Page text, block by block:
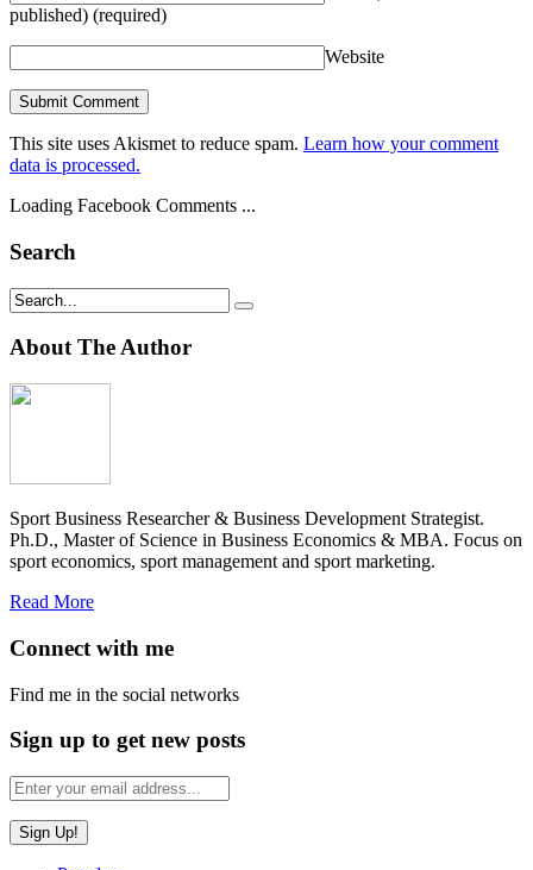
published) (required)
Website
This site uses Akismet to reduce spam. Learn how your comment
data is processed.
Loading Facebook Comments ...
Search
About The Author
Sport Business Researcher & Business Development Strategist.
Ph.D., Master of Science in Business Economics & MBA. Focus on
sport economics, sport management and sport marketing.
Read More
Connect with me
Find me in the social networks
Sign up to get new posts